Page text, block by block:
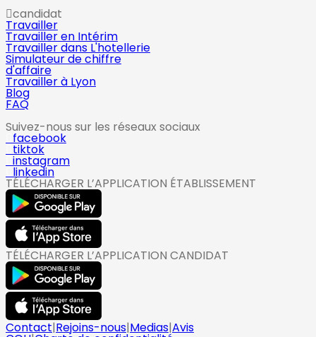
candidat
Travailler
Travailler en Intérim
Travailler dans L'hotellerie
Simulateur de chiffre
d'affaire
Travailler à Lyon
Blog
FAQ
Suivez-nous sur les réseaux sociaux
facebook
tiktok
instagram
linkedin
TÉLÉCHARGER L’APPLICATION ÉTABLISSEMENT
TÉLÉCHARGER L’APPLICATION CANDIDAT
Contact|Rejoins-nous|Medias|Avis